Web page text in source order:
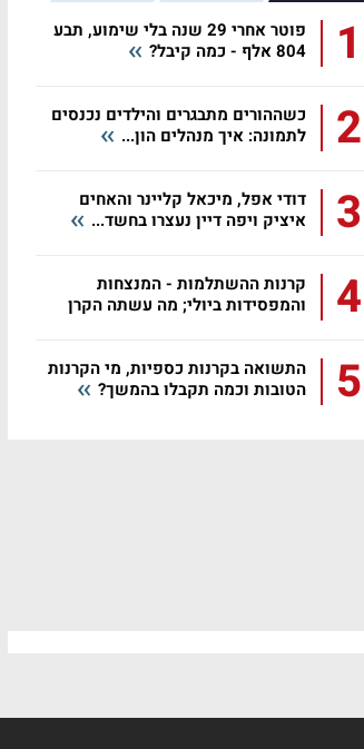
1
פוטר אחרי 29 שנה בלי שימוע, תבע
804 אלף - כמה קיבל?
2
כשההורים מתבגרים והילדים נכנסים
לתמונה: איך מנהלים הון...
3
דודי אפל, מיכאל קליינר והאחים
איציק ויפה דיין נעצרו בחשד...
4
קרנות ההשתלמות - המנצחות
והמפסידות ביולי; מה עשתה הקרן
5
התשואה בקרנות כספיות, מי הקרנות
הטובות וכמה תקבלו בהמשך?